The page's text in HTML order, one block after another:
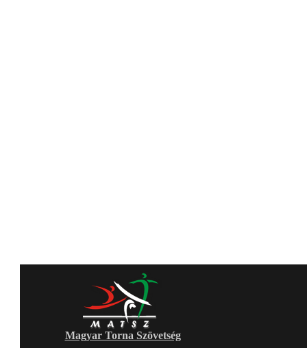
Magyar Torna Szövetség